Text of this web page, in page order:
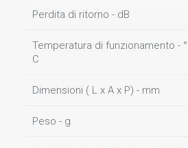
Perdita di ritorno - dB
Temperatura di funzionamento - °
C
Dimensioni ( L x A x P) - mm
Peso - g